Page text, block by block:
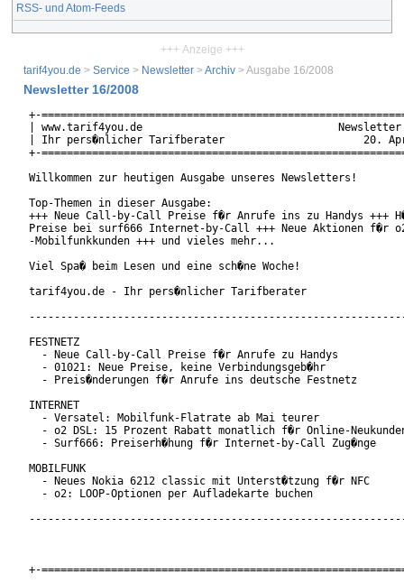
RSS- und Atom-Feeds
+++ Anzeige +++
tarif4you.de > Service > Newsletter >Archiv > Ausgabe 16/2008
Newsletter 16/2008
+-
| www.tarif4you.de                               Newsletter
| Ihr pers�nlicher Tarifberater                      20.
+-
Willkommen zur heutigen Ausgabe unseres Newsletters!
Top-Themen in dieser Ausgabe:
+++ Neue Call-by-Call Preise f�r Anrufe ins zu Handys +++
Preise bei surf666 Internet-by-Call +++ Neue Aktionen f�r
-Mobilfunkkunden +++ und vieles mehr...
Viel Spa� beim Lesen und eine sch�ne Woche!
tarif4you.de - Ihr pers�nlicher Tarifberater
FESTNETZ
  - Neue Call-by-Call Preise f�r Anrufe zu Handys
  - 01021: Neue Preise, keine Verbindungsgeb�hr
  - Preis�nderungen f�r Anrufe ins deutsche Festnetz
INTERNET
  - Versatel: Mobilfunk-Flatrate ab Mai teurer
- o2 DSL: 15 Prozent Rabatt monatlich f�r Online-
  - Surf666: Preiserh�hung f�r Internet-by-Call Zug�nge
MOBILFUNK
  - Neues Nokia 6212 classic mit Unterst�tzung f�r NFC
  - o2: LOOP-Optionen per Aufladekarte buchen
+-